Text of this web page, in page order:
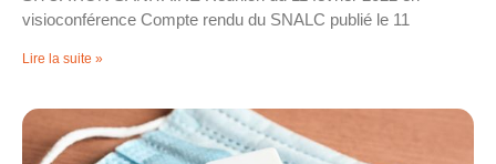
visioconférence Compte rendu du SNALC publié le 11
Lire la suite »